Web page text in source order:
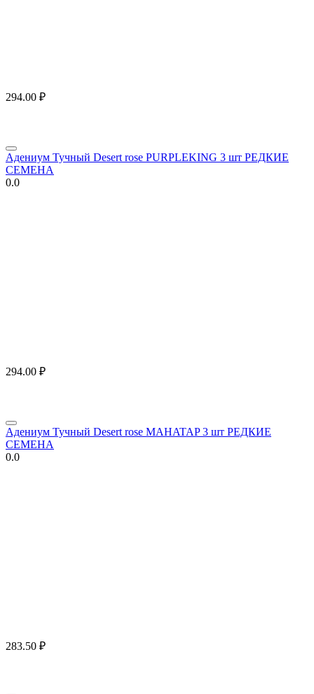
294.00 ₽
Адениум Тучный Desert rose PURPLEKING 3 шт РЕДКИЕ
СЕМЕНА
0.0
294.00 ₽
Адениум Тучный Desert rose MAHATAP 3 шт РЕДКИЕ
СЕМЕНА
0.0
283.50 ₽